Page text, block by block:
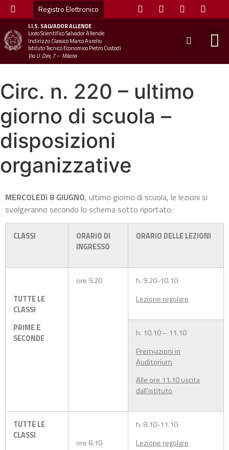
Registro Elettronico
I.I.S.SALVADOR ALLENDE
Liceo Scientifico Salvador Allende
Indirizzo Classico Marco Aurelio
Istituto Tecnico Economico Pietro Custodi
Via U. Dini, 7 – Milano
Circ. n. 220 – ultimo
giorno di scuola –
disposizioni
organizzative
MERCOLEDì 8 GIUGNO, ultimo giorno di scuola, le lezioni si
svolgeranno secondo lo schema sotto riportato:
CLASSI
ORARIO DI
INGRESSO
ORARIO DELLE LEZIONI
TUTTE LE
CLASSI
PRIME E
SECONDE
ore 9.20
h. 9.20-10.10
Lezione regolare
h. 10.10 – 11.10
Premiazioni in
Auditorium
Alle ore 11.10 uscita
dall’istituto
TUTTE LE
CLASSI
ore 8.10
h. 8.10-11.10
Lezione regolare